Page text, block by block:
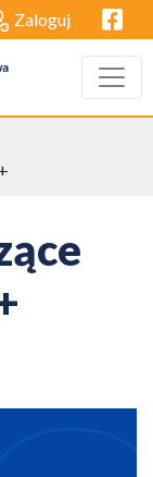
Zaloguj